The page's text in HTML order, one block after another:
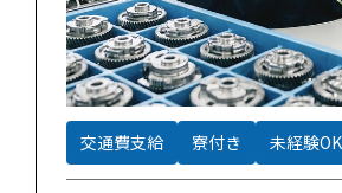
交通費支給 寮付き 未経験OK